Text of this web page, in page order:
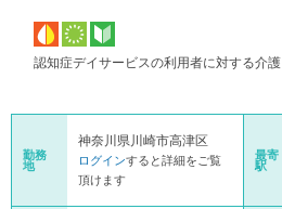
認知症デイサービスの利用者に対する介護
勤務
地
神奈川県川崎市高津区
ログインすると詳細をご覧
頂けます
最寄
駅